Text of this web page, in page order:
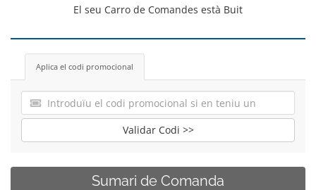
El seu Carro de Comandes està Buit
Aplica el codi promocional
Validar Codi >>
Sumari de Comanda